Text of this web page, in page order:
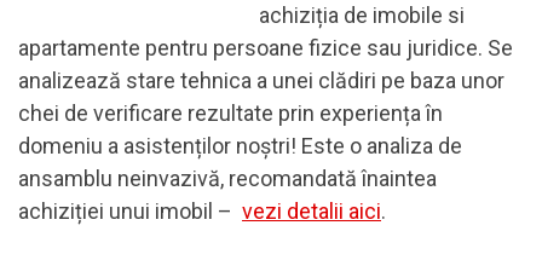
achiziția de imobile si
apartamente pentru persoane fizice sau juridice. Se
analizează stare tehnica a unei clădiri pe baza unor
chei de verificare rezultate prin experiența în
domeniu a asistenților noștri! Este o analiza de
ansamblu neinvazivă, recomandată înaintea
achiziției unui imobil – vezi detalii aici.